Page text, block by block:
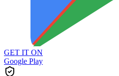
GET IT ON
Google Play